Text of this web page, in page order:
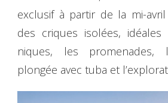
exclusif à partir de la mi-
des criques isolées,
niques, les promenades,
plongée avec tuba et